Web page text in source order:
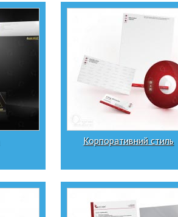
Корпоративний стиль